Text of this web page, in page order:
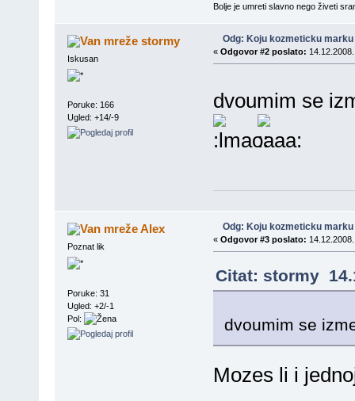
Bolje je umreti slavno nego živeti
stormy
Iskusan
Poruke: 166
Ugled: +14/-9
Odg: Koju kozmeticku
« Odgovor #2 poslato:
dvoumim se
Alex
Poznat lik
Poruke: 31
Ugled: +2/-1
Pol:
Odg: Koju kozmeticku
« Odgovor #3 poslato:
Citat: stormy
dvoumim se
Mozes li i